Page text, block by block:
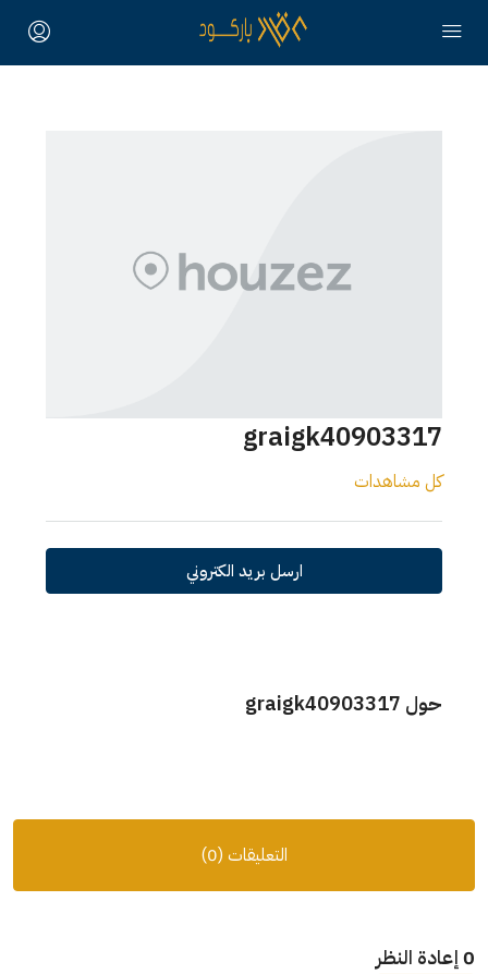
graigk40903317
كل مشاهدات
ارسل بريد الكتروني
حول graigk40903317
التعليقات (0)
0 إعادة النظر